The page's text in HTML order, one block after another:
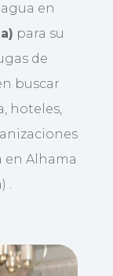
en
para su
de
buscar
hoteles,
en Alhama
.